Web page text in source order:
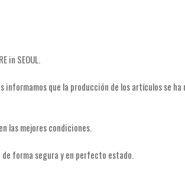
in SEOUL.
que la producción de los artículos se
las mejores condiciones.
de forma segura y en perfecto estado.